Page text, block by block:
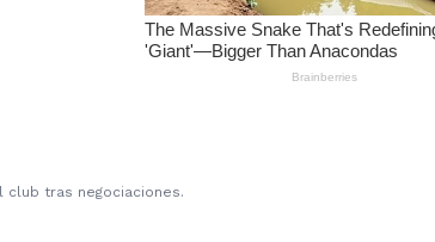
club tras negociaciones.